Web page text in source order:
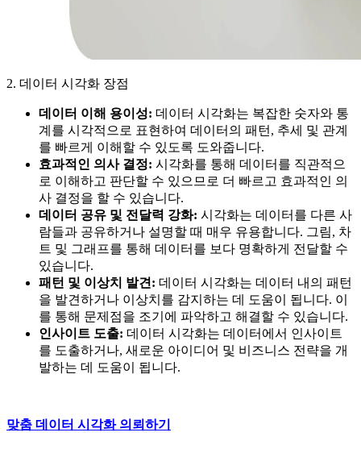
2. 데이터 시각화 장점
데이터 이해 용이성: 데이터 시각화는 복잡한 숫자와 통
계를 시각적으로 표현하여 데이터의 패턴, 추세 및 관계
를 빠르게 이해할 수 있도록 도와줍니다.
효과적인 의사 결정: 시각화를 통해 데이터를 직관적으
로 이해하고 판단할 수 있으므로 더 빠르고 효과적인 의
사 결정을 할 수 있습니다.
데이터 공유 및 전달력 강화: 시각화는 데이터를 다른 사
람들과 공유하거나 설명할 때 매우 유용합니다. 그림, 차
트 및 그래프를 통해 데이터를 보다 명확하게 전달할 수
있습니다.
패턴 및 이상치 발견: 데이터 시각화는 데이터 내의 패턴
을 발견하거나 이상치를 감지하는 데 도움이 됩니다. 이
를 통해 문제점을 조기에 파악하고 해결할 수 있습니다.
인사이트 도출: 데이터 시각화는 데이터에서 인사이트
를 도출하거나, 새로운 아이디어 및 비즈니스 전략을 개
발하는 데 도움이 됩니다.
맞춤 데이터 시각화 의뢰하기